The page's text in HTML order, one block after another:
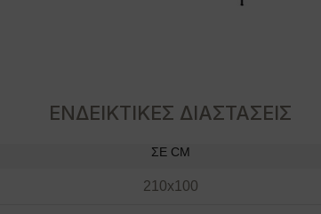
ΕΝΔΕΙΚΤΙΚΕΣ ΔΙΑΣΤΑΣΕΙΣ
ΣΕ CM
210x100